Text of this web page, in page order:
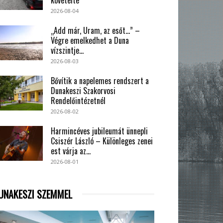
2026-08-04
„Add már, Uram, az esőt…” –
Végre emelkedhet a Duna
vízszintje...
2026-08-03
Bővítik a napelemes rendszert a
Dunakeszi Szakorvosi
Rendelőintézetnél
2026-08-02
Harmincéves jubileumát ünnepli
Csiszér László – Különleges zenei
est várja az...
2026-08-01
SZEMMEL